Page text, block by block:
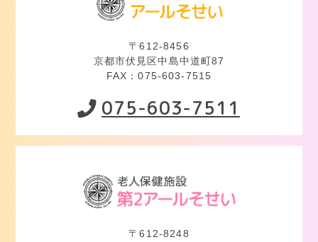
〒612-8456
京都市伏見区中島中道町87
FAX：075-603-7515
075-603-7511
〒612-8248